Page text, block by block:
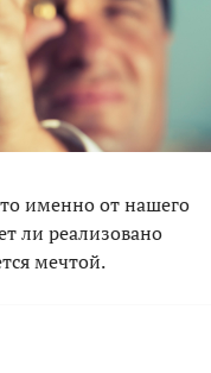
именно от нашего
ли реализовано
мечтой.